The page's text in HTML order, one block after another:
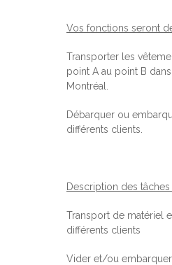
Vos fonctions seront
Transporter les
point A au point B
Montréal.
Débarquer ou
différents clients.
Description des tâches
Transport de matériel
différents clients
Vider et/ou